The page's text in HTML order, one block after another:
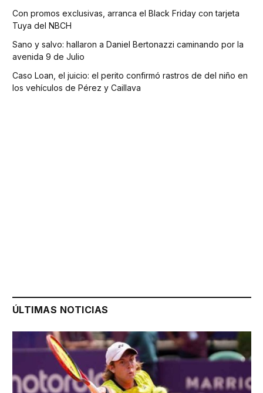
Con promos exclusivas, arranca el Black Friday con tarjeta
Tuya del NBCH
Sano y salvo: hallaron a Daniel Bertonazzi caminando por la
avenida 9 de Julio
Caso Loan, el juicio: el perito confirmó rastros de del niño en
los vehículos de Pérez y Caillava
ÚLTIMAS NOTICIAS